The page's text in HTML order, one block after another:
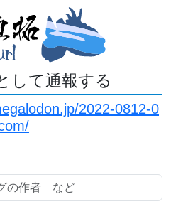
して通報する
2022-0812-0